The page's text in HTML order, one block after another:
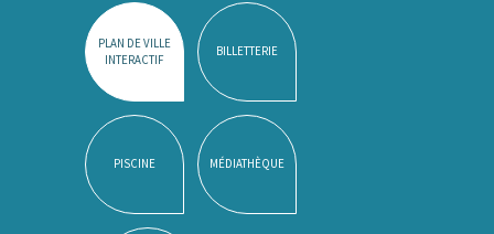
PLAN DE VILLE
INTERACTIF
BILLETTERIE
PISCINE MÉDIATHÈQUE